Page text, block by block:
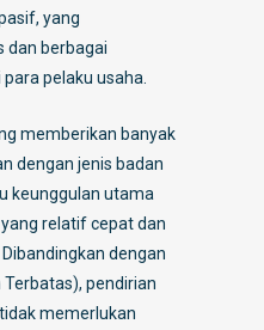
yang
dan berbagai
pelaku usaha.
memberikan banyak
dengan jenis badan
keunggulan utama
relatif cepat dan
dengan
pendirian
memerlukan